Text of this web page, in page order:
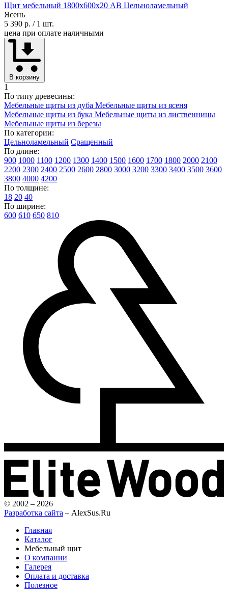
Щит мебельный 1800х600х20 АВ Цельноламельный
Ясень
5 390 р. / 1 шт.
цена при оплате наличными
В корзину
1
По типу древесины:
Мебельные щиты из дуба Мебельные щиты из ясеня
Мебельные щиты из бука Мебельные щиты из лиственницы
Мебельные щиты из березы
По категории:
Цельноламельный Сращенный
По длине:
900 1000 1100 1200 1300 1400 1500 1600 1700 1800 2000 2100
2200 2300 2400 2500 2600 2800 3000 3200 3300 3400 3500 3600
3800 4000 4200
По толщине:
18 20 40
По ширине:
600 610 650 810
© 2002 – 2026
Разработка сайта – AlexSus.Ru
Главная
Каталог
Мебельный щит
О компании
Галерея
Оплата и доставка
Полезное